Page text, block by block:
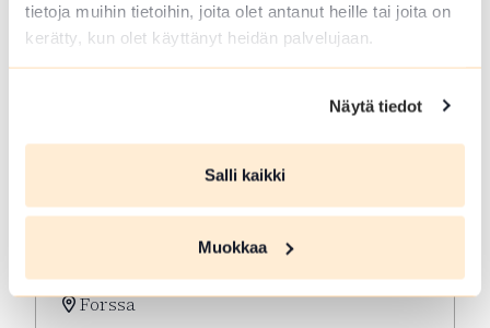
tietoja muihin tietoihin, joita olet antanut heille tai joita on
kerätty, kun olet käyttänyt heidän palvelujaan.
Näytä tiedot
Salli kaikki
Muokkaa
Kehräämökierrokset
Forssa